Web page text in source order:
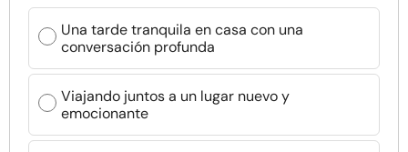
Una tarde tranquila en casa con una
conversación profunda
Viajando juntos a un lugar nuevo y
emocionante